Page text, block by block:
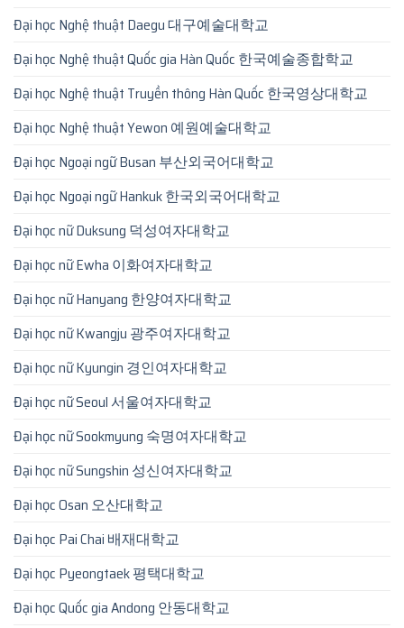
Đại học Nghệ thuật Daegu 대구예술대학교
Đại học Nghệ thuật Quốc gia Hàn Quốc 한국예술종합학교
Đại học Nghệ thuật Truyền thông Hàn Quốc 한국영상대학교
Đại học Nghệ thuật Yewon 예원예술대학교
Đại học Ngoại ngữ Busan 부산외국어대학교
Đại học Ngoại ngữ Hankuk 한국외국어대학교
Đại học nữ Duksung 덕성여자대학교
Đại học nữ Ewha 이화여자대학교
Đại học nữ Hanyang 한양여자대학교
Đại học nữ Kwangju 광주여자대학교
Đại học nữ Kyungin 경인여자대학교
Đại học nữ Seoul 서울여자대학교
Đại học nữ Sookmyung 숙명여자대학교
Đại học nữ Sungshin 성신여자대학교
Đại học Osan 오산대학교
Đại học Pai Chai 배재대학교
Đại học Pyeongtaek 평택대학교
Đại học Quốc gia Andong 안동대학교